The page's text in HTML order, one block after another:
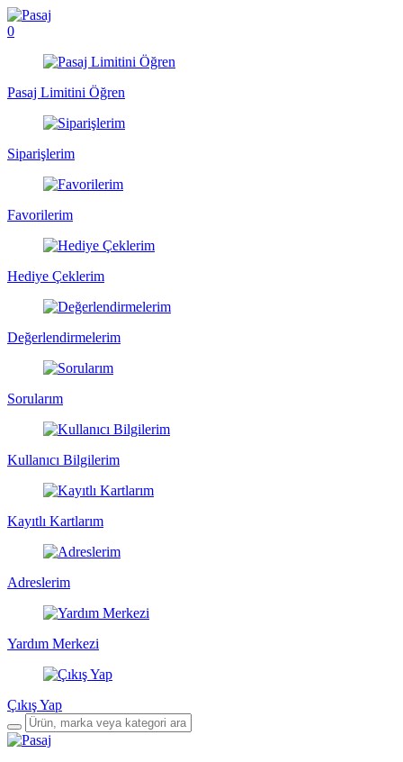
0
Pasaj Limitini Öğren
Siparişlerim
Favorilerim
Hediye Çeklerim
Değerlendirmelerim
Sorularım
Kullanıcı Bilgilerim
Kayıtlı Kartlarım
Adreslerim
Yardım Merkezi
Çıkış Yap